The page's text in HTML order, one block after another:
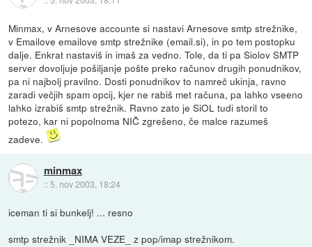
Minmax, v Arnesove accounte si nastavi Arnesove smtp strežnike,
v Emailove emailove smtp strežnike (email.si), in po tem postopku
dalje. Enkrat nastaviš in imaš za vedno. Tole, da ti pa Siolov SMTP
server dovoljuje pošiljanje pošte preko računov drugih ponudnikov,
pa ni najbolj pravilno. Dosti ponudnikov to namreč ukinja, ravno
zaradi večjih spam opcij, kjer ne rabiš met računa, pa lahko vseeno
lahko izrabiš smtp strežnik. Ravno zato je SiOL tudi storil to
potezo, kar ni popolnoma NIČ zgrešeno, če malce razumeš
zadeve.
minmax
:: 5. nov 2003, 18:24
iceman ti si bunkelj! ... resno
smtp strežnik _NIMA VEZE_ z pop/imap strežnikom.